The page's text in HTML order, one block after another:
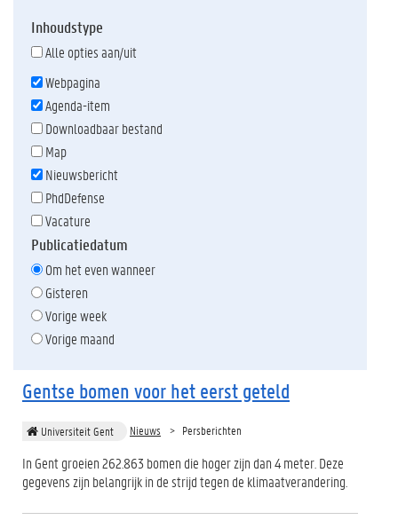
Inhoudstype
Alle opties aan/uit
Webpagina
Agenda-item
Downloadbaar bestand
Map
Nieuwsbericht
PhdDefense
Vacature
Publicatiedatum
Om het even wanneer
Gisteren
Vorige week
Vorige maand
Gentse bomen voor het eerst geteld
Universiteit Gent Nieuws Persberichten
In Gent groeien 262.863 bomen die hoger zijn dan 4 meter. Deze
gegevens zijn belangrijk in de strijd tegen de klimaatverandering.